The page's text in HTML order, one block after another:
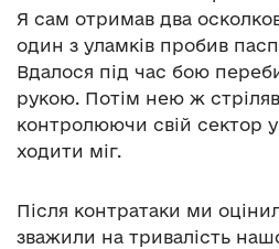
Я сам отримав два
один з уламків пробив
Вдалося під час бою
рукою. Потім нею ж
контролюючи свій сектор
ходити міг.
Після контратаки ми
зважили на тривалість